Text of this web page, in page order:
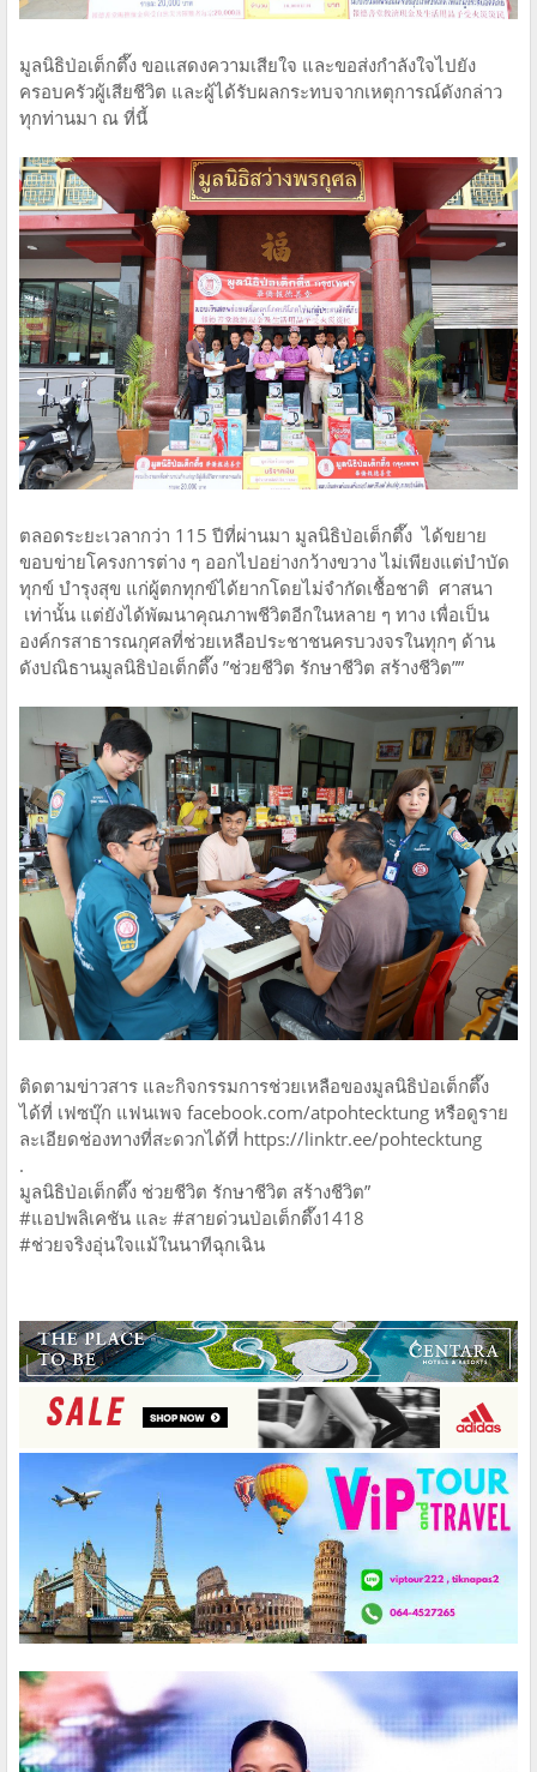
มูลนิธิป่อเต็กตึ๊ง ขอแสดงความเสียใจ และขอส่งกำลังใจไปยัง
ครอบครัวผู้เสียชีวิต และผู้ได้รับผลกระทบจากเหตุการณ์ดังกล่าว
ทุกท่านมา ณ ที่นี้
ตลอดระยะเวลากว่า 115 ปีที่ผ่านมา มูลนิธิป่อเต็กตึ๊ง ได้ขยาย
ขอบข่ายโครงการต่าง ๆ ออกไปอย่างกว้างขวาง ไม่เพียงแต่บำบัด
ทุกข์ บำรุงสุข แก่ผู้ตกทุกข์ได้ยากโดยไม่จำกัดเชื้อชาติ ศาสนา
เท่านั้น แต่ยังได้พัฒนาคุณภาพชีวิตอีกในหลาย ๆ ทาง เพื่อเป็น
องค์กรสาธารณกุศลที่ช่วยเหลือประชาชนครบวงจรในทุกๆ ด้าน
ดังปณิธานมูลนิธิป่อเต็กตึ๊ง ”ช่วยชีวิต รักษาชีวิต สร้างชีวิต””
ติดตามข่าวสาร และกิจกรรมการช่วยเหลือของมูลนิธิป่อเต็กตึ๊ง
ได้ที่ เฟซบุ๊ก แฟนเพจ facebook.com/atpohtecktung หรือดูราย
ละเอียดช่องทางที่สะดวกได้ที่ https://linktr.ee/pohtecktung
.
มูลนิธิป่อเต็กตึ๊ง ช่วยชีวิต รักษาชีวิต สร้างชีวิต”
#แอปพลิเคชัน และ #สายด่วนป่อเต็กตึ๊ง1418
#ช่วยจริงอุ่นใจแม้ในนาทีฉุกเฉิน